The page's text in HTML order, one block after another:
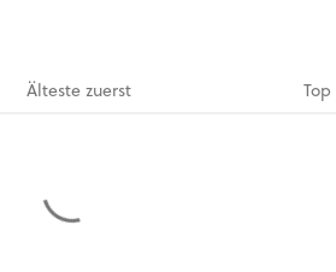
Ältestezuerst Top